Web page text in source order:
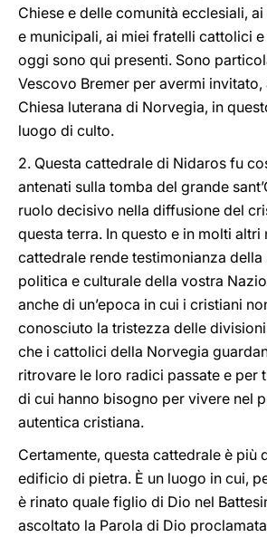
Chiese e delle comunità ecclesiali,
e municipali, ai miei fratelli cattolici
oggi sono qui presenti. Sono
Vescovo Bremer per avermi invitato,
Chiesa luterana di Norvegia, in
luogo di culto.
2. Questa cattedrale di Nidaros fu
antenati sulla tomba del grande
ruolo decisivo nella diffusione del
questa terra. In questo e in molti altri
cattedrale rende testimonianza
politica e culturale della vostra
anche di un’epoca in cui i cristiani
conosciuto la tristezza delle
che i cattolici della Norvegia
ritrovare le loro radici passate e per
di cui hanno bisogno per vivere nel
autentica cristiana.
Certamente, questa cattedrale è più
edificio di pietra. È un luogo in cui,
è rinato quale figlio di Dio nel
ascoltato la Parola di Dio